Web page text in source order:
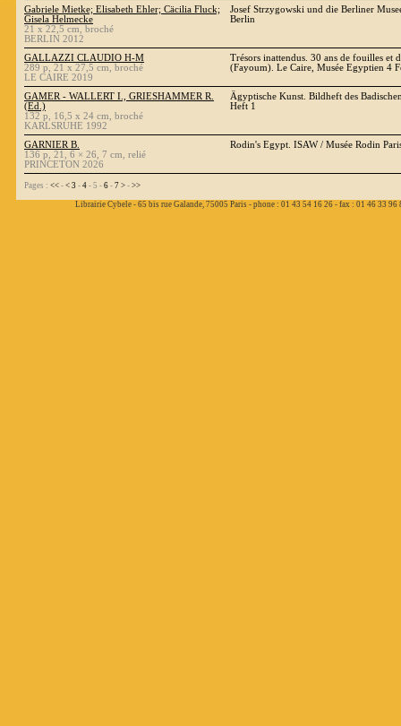
Gabriele Mietke; Elisabeth Ehler; Cäcilia Fluck;
Gisela Helmecke
21 x 22,5 cm, broché
BERLIN 2012
Josef Strzygowski und die Berliner
Berlin
GALLAZZI CLAUDIO H-M
289 p, 21 x 27,5 cm, broché
LE CAIRE 2019
Trésors inattendus. 30 ans de fouilles et
(Fayoum). Le Caire, Musée Egyptien 4
GAMER - WALLERT I., GRIESHAMMER R.
(Ed.)
132 p, 16,5 x 24 cm, broché
KARLSRUHE 1992
Ägyptische Kunst. Bildheft des
Heft 1
GARNIER B.
136 p, 21, 6 × 26, 7 cm, relié
PRINCETON 2026
Rodin's Egypt. ISAW / Musée Rodin
Pages : << - < 3 - 4 - 5 - 6 - 7 > - >>
Librairie Cybele - 65 bis rue Galande, 75005 Paris - phone : 01 43 54 16 26 - fax : 01 46 33